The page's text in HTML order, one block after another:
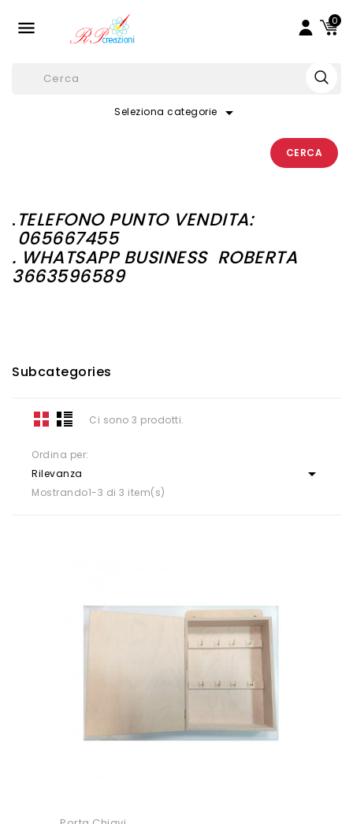
 0
Seleziona categorie arrow_drop_down
CERCA
.TELEFONO PUNTO VENDITA:
065667455
. WHATSAPP BUSINESS ROBERTA
3663596589
Subcategories
Ci sono 3 prodotti.
Ordina per:
Rilevanza

Mostrando1-3 di 3 item(s)